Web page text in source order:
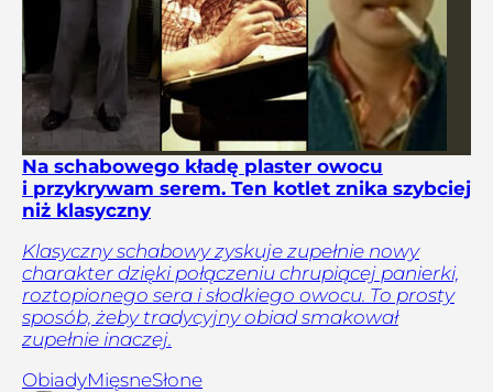
Na schabowego kładę plaster owocu
i przykrywam serem. Ten kotlet znika szybciej
niż klasyczny
Klasyczny schabowy zyskuje zupełnie nowy
charakter dzięki połączeniu chrupiącej panierki,
roztopionego sera i słodkiego owocu. To prosty
sposób, żeby tradycyjny obiad smakował
zupełnie inaczej.
ObiadyMięsneSłone